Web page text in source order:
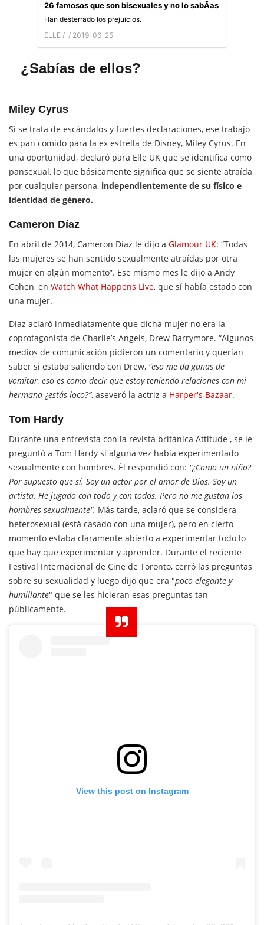
26 famosos que son bisexuales y no lo sabÃ­as
Han desterrado los prejuicios.
ELLE / / 2019-06-25
¿Sabías de ellos?
Miley Cyrus
Si se trata de escándalos y fuertes declaraciones, ese trabajo
es pan comido para la ex estrella de Disney, Miley Cyrus. En
una oportunidad, declaró para Elle UK que se identifica como
pansexual, lo que básicamente significa que se siente atraída
por cualquier persona, independientemente de su físico e
identidad de género.
Cameron Díaz
En abril de 2014, Cameron Díaz le dijo a Glamour UK: “Todas
las mujeres se han sentido sexualmente atraídas por otra
mujer en algún momento”. Ese mismo mes le dijo a Andy
Cohen, en Watch What Happens Live, que sí había estado con
una mujer.
Díaz aclaró inmediatamente que dicha mujer no era la
coprotagonista de Charlie’s Angels, Drew Barrymore. “Algunos
medios de comunicación pidieron un comentario y querían
saber si estaba saliendo con Drew, "eso me da ganas de
vomitar, eso es como decir que estoy teniendo relaciones con mi
hermana ¿estás loco?”, aseveró la actriz a Harper's Bazaar.
Tom Hardy
Durante una entrevista con la revista británica Attitude , se le
preguntó a Tom Hardy si alguna vez había experimentado
sexualmente con hombres. Él respondió con: "¿Como un niño?
Por supuesto que sí. Soy un actor por el amor de Dios. Soy un
artista. He jugado con todo y con todos. Pero no me gustan los
hombres sexualmente". Más tarde, aclaró que se considera
heterosexual (está casado con una mujer), pero en cierto
momento estaba claramente abierto a experimentar todo lo
que hay que experimentar y aprender. Durante el reciente
Festival Internacional de Cine de Toronto, cerró las preguntas
sobre su sexualidad y luego dijo que era "poco elegante y
humillante" que se les hicieran esas preguntas tan
públicamente.
View this post on Instagram